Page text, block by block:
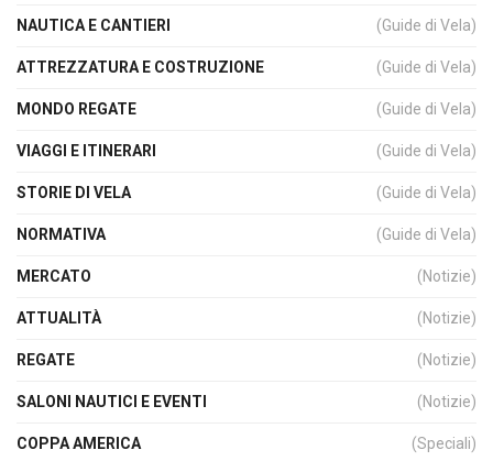
NAUTICA E CANTIERI (Guide di Vela)
ATTREZZATURA E COSTRUZIONE (Guide di Vela)
MONDO REGATE (Guide di Vela)
VIAGGI E ITINERARI (Guide di Vela)
STORIE DI VELA (Guide di Vela)
NORMATIVA (Guide di Vela)
MERCATO (Notizie)
ATTUALITÀ (Notizie)
REGATE (Notizie)
SALONI NAUTICI E EVENTI (Notizie)
COPPA AMERICA (Speciali)